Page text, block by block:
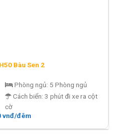
Bàu Sen 2
Phòng ngủ: 5 Phòng ngủ
Cách biển: 3 phút đi xe ra cột
cờ
vnđ/đêmGiá
tại